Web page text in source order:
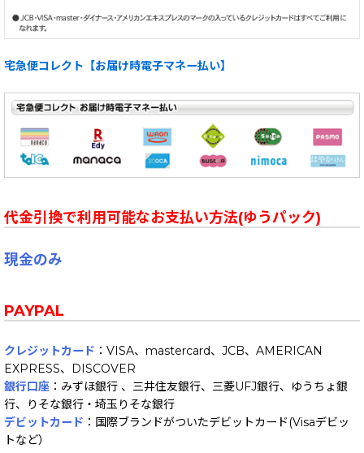
宅急便コレクト【お届け時電子マネー払い】
代金引換で利用可能なお支払い方法(ゆうパック)
現金のみ
PAYPAL
クレジットカード ：VISA、mastercard、JCB、AMERICAN
EXPRESS、DISCOVER
銀行口座 ：みずほ銀行 、三井住友銀行、三菱UFJ銀行、ゆうちょ銀
行、りそな銀行・埼玉りそな銀行
デビットカード ：国際ブランドがついたデビットカード(Visaデビッ
トなど）